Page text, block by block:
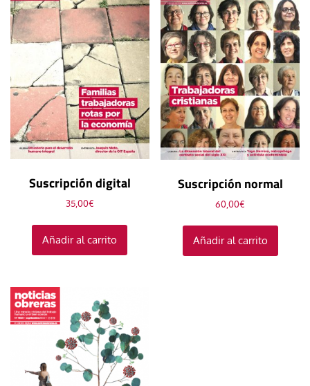
Suscripción digital
35,00€
Añadir al carrito
Suscripción normal
60,00€
Añadir al carrito